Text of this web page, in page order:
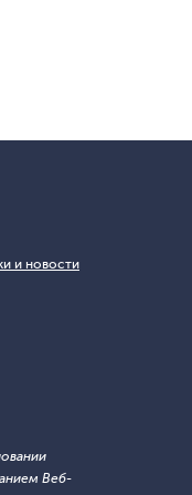
и новости
Веб-